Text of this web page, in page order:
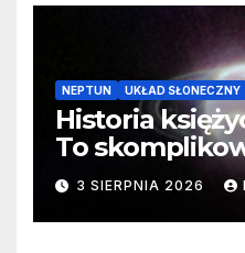
NEPTUN UKŁAD SŁONECZNY
Historia
To
3 SIERPNIA 2026